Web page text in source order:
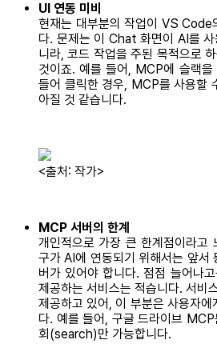
UI 연동 미비
현재는 대부분의 작업이 VS
다. 문제는 이 Chat 화면이 AI를
니라, 코드 작업을 주된 목적으로
것이죠. 예를 들어, MCP에 슬랙
들어 클릭한 경우, MCP를 사용할
아질 것 같습니다.
<출처: 작가>
MCP 서버의 한계
개인적으로 가장 큰 한계점이라고
구가 AI에 연동되기 위해서는 앞서
버가 있어야 합니다. 점점 늘어나
제공하는 서비스는 적습니다. 서비
제공하고 있어, 이 부분은 사용자
다. 예를 들어, 구글 드라이브
회(search)만 가능합니다.